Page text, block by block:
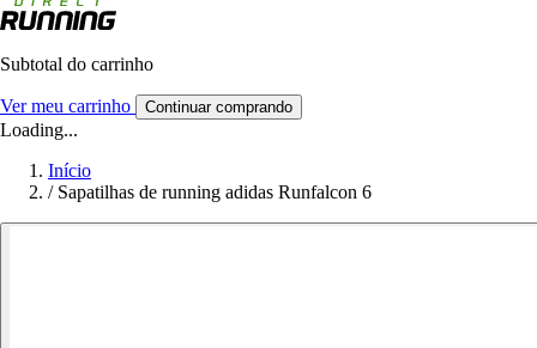
Subtotal do carrinho
Ver meu carrinho Continuar comprando
Loading...
Início
/ Sapatilhas de running adidas Runfalcon 6